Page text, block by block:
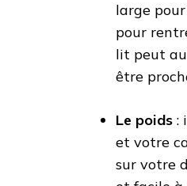
large
pour
lit peut
être
Le poids :
et votre
sur votre